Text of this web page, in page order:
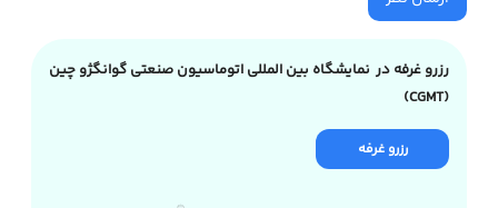
رزرو غرفه در نمایشگاه بین المللی اتوماسیون صنعتی گوانگژو چین
(CGMT)
رزرو غرفه